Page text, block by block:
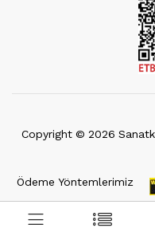
Copyright © 2026
Ödeme Yöntemlerimiz